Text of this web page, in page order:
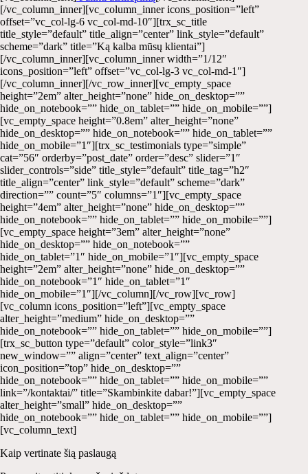
[/vc_column_inner][vc_column_inner icons_position=”left”
offset=”vc_col-lg-6 vc_col-md-10″][trx_sc_title
title_style=”default” title_align=”center” link_style=”default”
scheme=”dark” title=”Ką kalba mūsų klientai”]
[/vc_column_inner][vc_column_inner width=”1/12″
icons_position=”left” offset=”vc_col-lg-3 vc_col-md-1″]
[/vc_column_inner][/vc_row_inner][vc_empty_space
height=”2em” alter_height=”none” hide_on_desktop=””
hide_on_notebook=”” hide_on_tablet=”” hide_on_mobile=””]
[vc_empty_space height=”0.8em” alter_height=”none”
hide_on_desktop=”” hide_on_notebook=”” hide_on_tablet=””
hide_on_mobile=”1″][trx_sc_testimonials type=”simple”
cat=”56″ orderby=”post_date” order=”desc” slider=”1″
slider_controls=”side” title_style=”default” title_tag=”h2″
title_align=”center” link_style=”default” scheme=”dark”
direction=”” count=”5″ columns=”1″][vc_empty_space
height=”4em” alter_height=”none” hide_on_desktop=””
hide_on_notebook=”” hide_on_tablet=”” hide_on_mobile=””]
[vc_empty_space height=”3em” alter_height=”none”
hide_on_desktop=”” hide_on_notebook=””
hide_on_tablet=”1″ hide_on_mobile=”1″][vc_empty_space
height=”2em” alter_height=”none” hide_on_desktop=””
hide_on_notebook=”1″ hide_on_tablet=”1″
hide_on_mobile=”1″][/vc_column][/vc_row][vc_row]
[vc_column icons_position=”left”][vc_empty_space
alter_height=”medium” hide_on_desktop=””
hide_on_notebook=”” hide_on_tablet=”” hide_on_mobile=””]
[trx_sc_button type=”default” color_style=”link3″
new_window=”” align=”center” text_align=”center”
icon_position=”top” hide_on_desktop=””
hide_on_notebook=”” hide_on_tablet=”” hide_on_mobile=””
link=”/kontaktai/” title=”Skambinkite dabar!”][vc_empty_space
alter_height=”small” hide_on_desktop=””
hide_on_notebook=”” hide_on_tablet=”” hide_on_mobile=””]
[vc_column_text]
Kaip vertinate šią paslaugą